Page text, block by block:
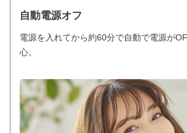
自動電源オフ
電源を入れてから約60分で自動で電源が
心。